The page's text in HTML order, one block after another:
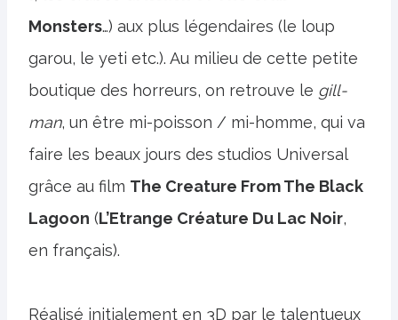
Monsters…) aux plus légendaires (le loup
garou, le yeti etc.). Au milieu de cette petite
boutique des horreurs, on retrouve le gill-
man, un être mi-poisson / mi-homme, qui va
faire les beaux jours des studios Universal
grâce au film The Creature From The Black
Lagoon (L’Etrange Créature Du Lac Noir,
en français).
Réalisé initialement en 3D par le talentueux